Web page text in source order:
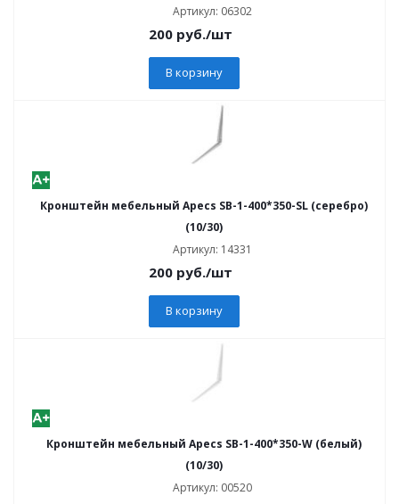
Артикул: 06302
200 руб./шт
В корзину
Кронштейн мебельный Apecs SB-1-400*350-SL (серебро)
(10/30)
Артикул: 14331
200 руб./шт
В корзину
Кронштейн мебельный Apecs SB-1-400*350-W (белый)
(10/30)
Артикул: 00520